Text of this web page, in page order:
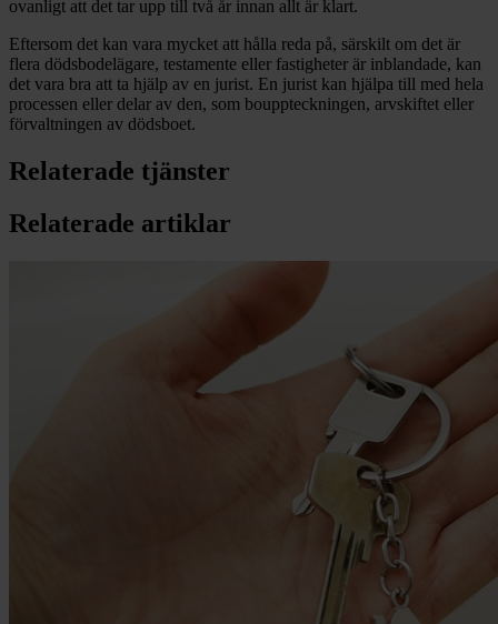
ovanligt att det tar upp till två år innan allt är klart.
Eftersom det kan vara mycket att hålla reda på, särskilt om det är
flera dödsbodelägare, testamente eller fastigheter är inblandade, kan
det vara bra att ta hjälp av en jurist. En jurist kan hjälpa till med hela
processen eller delar av den, som bouppteckningen, arvskiftet eller
förvaltningen av dödsboet.
Relaterade tjänster
Relaterade artiklar